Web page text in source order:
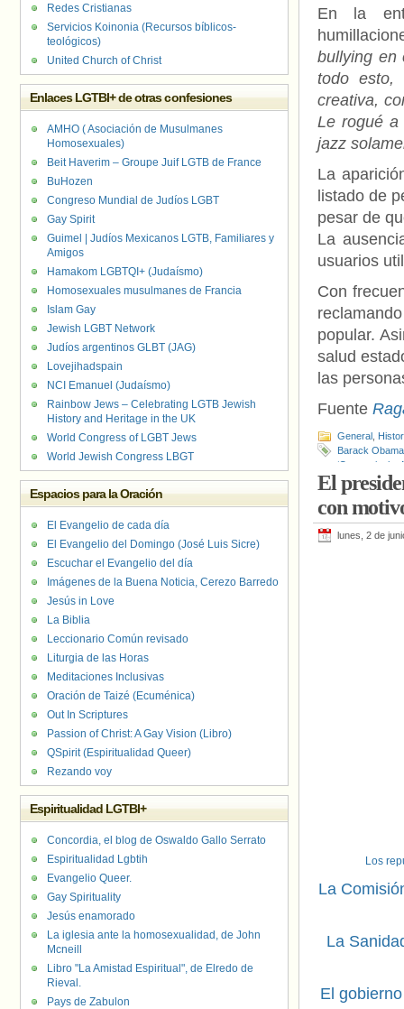
En la
bullying en
todo esto,
creativa,
Le rogué
jazz
La
listado de
pesar de
La
usuarios
Con
popular.
salud
las
Fuente
General
Barack Obama
‘Orange is the
El
con
lunes, 2 de
Los
La
La
El
Redes Cristianas
Servicios Koinonia (Recursos bíblicos-
teológicos)
United Church of Christ
Enlaces LGTBI+ de otras confesiones
AMHO ( Asociación de Musulmanes
Homosexuales)
Beit Haverim – Groupe Juif LGTB de France
BuHozen
Congreso Mundial de Judíos LGBT
Gay Spirit
Guimel | Judíos Mexicanos LGTB, Familiares y
Amigos
Hamakom LGBTQI+ (Judaísmo)
Homosexuales musulmanes de Francia
Islam Gay
Jewish LGBT Network
Judíos argentinos GLBT (JAG)
Lovejihadspain
NCI Emanuel (Judaísmo)
Rainbow Jews – Celebrating LGTB Jewish
History and Heritage in the UK
World Congress of LGBT Jews
World Jewish Congress LBGT
Espacios para la Oración
El Evangelio de cada día
El Evangelio del Domingo (José Luis Sicre)
Escuchar el Evangelio del día
Imágenes de la Buena Noticia, Cerezo Barredo
Jesús in Love
La Biblia
Leccionario Común revisado
Liturgia de las Horas
Meditaciones Inclusivas
Oración de Taizé (Ecuménica)
Out In Scriptures
Passion of Christ: A Gay Vision (Libro)
QSpirit (Espiritualidad Queer)
Rezando voy
Espiritualidad LGTBI+
Concordia, el blog de Oswaldo Gallo Serrato
Espiritualidad Lgbtih
Evangelio Queer.
Gay Spirituality
Jesús enamorado
La iglesia ante la homosexualidad, de John
Mcneill
Libro "La Amistad Espiritual", de Elredo de
Rieval.
Pays de Zabulon